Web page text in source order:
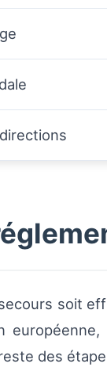
soit
des